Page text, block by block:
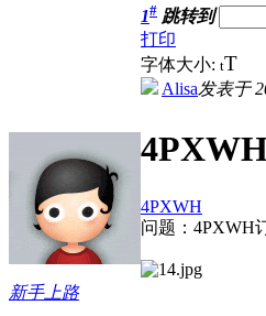
新手上路
1# 跳转到
打印
字体大小: tT
Alisa发表于
4PXWH
问题：4PXWH